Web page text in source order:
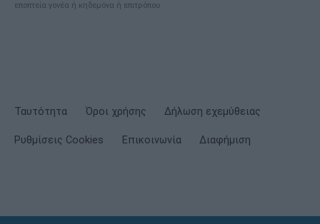
εποπτεία γονέα ή κηδεμόνα ή επιτρόπου
Ταυτότητα Όροι χρήσης Δήλωση εχεμύθειας
Ρυθμίσεις Cookies Επικοινωνία Διαφήμιση